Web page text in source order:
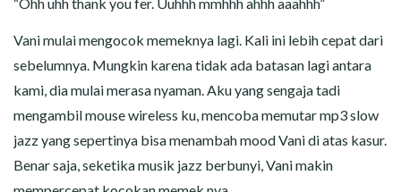
Vani mulai mengocok memeknya lagi. Kali ini lebih cepat dari
sebelumnya. Mungkin karena tidak ada batasan lagi antara
kami, dia mulai merasa nyaman. Aku yang sengaja tadi
mengambil mouse wireless ku, mencoba memutar mp3 slow
jazz yang sepertinya bisa menambah mood Vani di atas kasur.
Benar saja, seketika musik jazz berbunyi, Vani makin